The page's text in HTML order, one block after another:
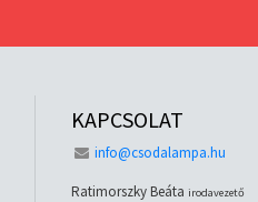
KAPCSOLAT
info@csodalampa.hu
Ratimorszky Beáta irodavezető